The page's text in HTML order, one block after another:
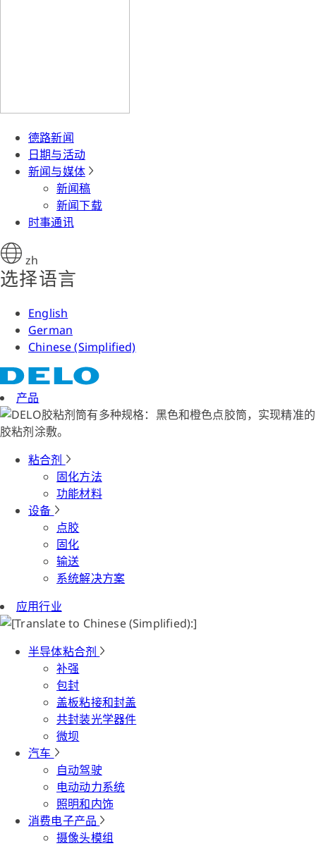
德路新闻
日期与活动
新闻与媒体
新闻稿
新闻下载
时事通讯
zh
选择语言
English
German
Chinese (Simplified)
产品
粘合剂
固化方法
功能材料
设备
点胶
固化
输送
系统解决方案
应用行业
半导体粘合剂
补强
包封
盖板粘接和封盖
共封装光学器件
微坝
汽车
自动驾驶
电动动力系统
照明和内饰
消费电子产品
摄像头模组